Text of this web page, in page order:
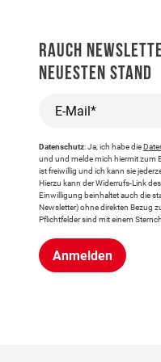
RAUCH
NEUESTEN STAND
E-Mail*
Datenschutz: Ja, ich habe die
und und melde mich hiermit zum
ist freiwillig und ich kann sie
Hierzu kann der Widerrufs-Link
Einwilligung beinhaltet auch die
Newsletter) ohne direkten Bezug
Pflichtfelder sind mit einem
Anmelden